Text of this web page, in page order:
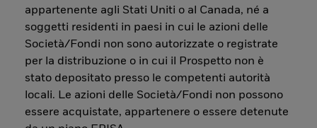
appartenente agli Stati Uniti o al Canada, né a
soggetti residenti in paesi in cui le azioni delle
Società/Fondi non sono autorizzate o registrate
per la distribuzione o in cui il Prospetto non è
stato depositato presso le competenti autorità
locali. Le azioni delle Società/Fondi non possono
essere acquistate, appartenere o essere detenute